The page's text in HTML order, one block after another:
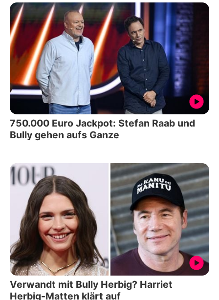
750.000 Euro Jackpot: Stefan Raab und
Bully gehen aufs Ganze
Verwandt mit Bully Herbig? Harriet
Herbig-Matten klärt auf